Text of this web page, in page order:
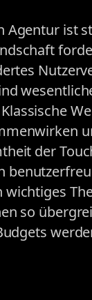
Agentur ist
der
so